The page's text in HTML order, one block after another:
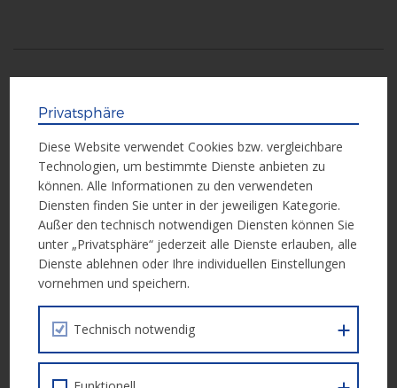
Call Dokument
Einreichung
vom BMBF, II/2 bestimmten Termin über den Projektträger
(LSR/SSR) einzureichen. Die Anträge werden anschließend
bewertet und genehmigt.
Privatsphäre
Diese Website verwendet Cookies bzw. vergleichbare
Technologien, um bestimmte Dienste anbieten zu
können. Alle Informationen zu den verwendeten
Diensten finden Sie unter in der jeweiligen Kategorie.
Außer den technisch notwendigen Diensten können Sie
unter „Privatsphäre“ jederzeit alle Dienste erlauben, alle
Dienste ablehnen oder Ihre individuellen Einstellungen
vornehmen und speichern.
Technisch notwendig